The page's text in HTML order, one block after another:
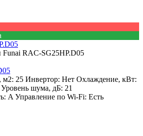
м2: 25 Инвертор: Нет Охлаждение, кВт:
Уровень шума, дБ: 21
A Управление по Wi-Fi: Есть